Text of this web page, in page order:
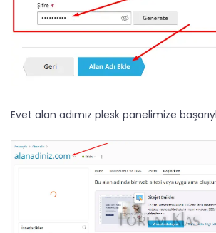
Evet alan adımız plesk panelimize